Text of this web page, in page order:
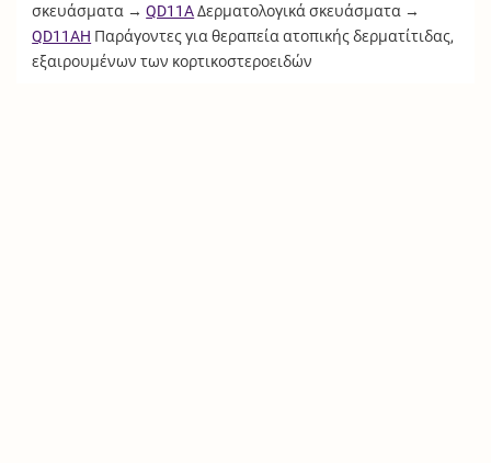
σκευάσματα →QD11AΔερματολογικά σκευάσματα →
QD11AH Παράγοντες για θεραπεία ατοπικής δερματίτιδας,
εξαιρουμένων των κορτικοστεροειδών